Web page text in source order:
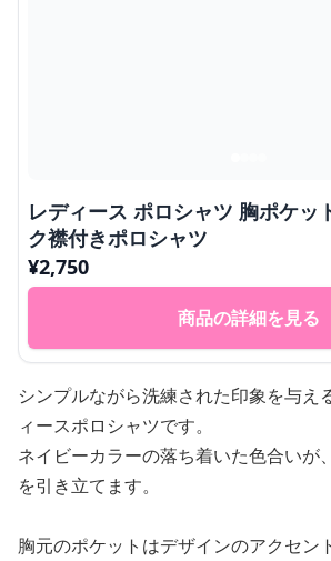
レディース ポロシャツ 胸ポケッ
ク襟付きポロシャツ
¥2,750
商品の詳細を見る
シンプルながら洗練された印象を与え
ィースポロシャツです。
ネイビーカラーの落ち着いた色合いが
を引き立てます。
胸元のポケットはデザインのアクセン